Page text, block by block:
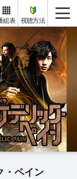
組表 視聴方法
ペイン